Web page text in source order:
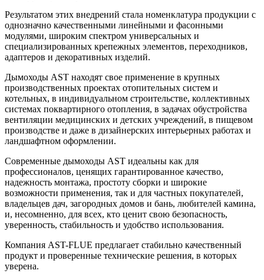
Результатом этих внедрений стала номенклатура продукции с
однозначно качественными линейными и фасонными
модулями, широким спектром универсальных и
специализированных крепежных элементов, переходников,
адаптеров и декоративных изделий.
Дымоходы AST находят свое применение в крупных
производственных проектах отопительных систем и
котельных, в индивидуальном строительстве, коллективных
системах поквартирного отопления, в задачах обустройства
вентиляции медицинских и детских учреждений, в пищевом
производстве и даже в дизайнерских интерьерных работах и
ландшафтном оформлении.
Современные дымоходы AST идеальны как для
профессионалов, ценящих гарантированное качество,
надежность монтажа, простоту сборки и широкие
возможности применения, так и для частных покупателей,
владельцев дач, загородных домов и бань, любителей камина,
и, несомненно, для всех, кто ценит свою безопасность,
уверенность, стабильность и удобство использования.
Компания AST-FLUE предлагает стабильно качественный
продукт и проверенные технические решения, в которых
уверена.